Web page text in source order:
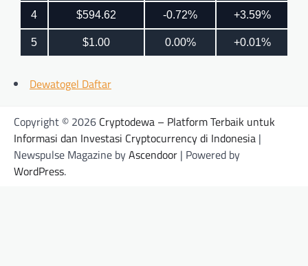
Dewatogel Daftar
Copyright © 2026 Cryptodewa – Platform Terbaik untuk
Informasi dan Investasi Cryptocurrency di Indonesia |
Newspulse Magazine byAscendoor | Powered by
WordPress.